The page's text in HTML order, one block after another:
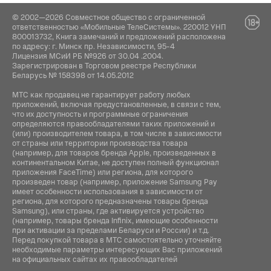
пульсация
Комплектация:
Инструкция / Дата кабель
Республика Беларусь, Минская область,
Минский район, Боровлянский с/с, 103/3-7,
помещение №7-50, р-н деревни Дроздово
© 2002—2026 Совместное общество с ограниченной
ответственностью «Мобильные ТелеСистемы». 220012 УНП
800013732, Книга замечаний и предложений расположена
по адресу: г. Минск пр. Независимости, 95-4
Лицензия МСиИ РБ №926 от 30.04 .2004.
Зарегистрирован в Торговом реестре Республики
Беларусь № 158398 от 14.05.2012
МТС как продавец не гарантирует работу любых
приложений, включая предустановленные, в связи с тем,
что их доступность и программные ограничения
определяются правообладателями таких приложений и
(или) производителем товара, в том числе в зависимости
от страны или территории производства товара
(например, для товаров бренда Apple, произведенных в
континентальном Китае, не доступен полный функционал
приложения FaceTime) или региона, для которого
произведен товар (например, приложение Samsung Pay
имеет особенности использования в зависимости от
региона, для которого предназначены товары бренда
Samsung), или страны, где активируется устройство
(например, товары бренда Infiniх, имеющие особенности
при активации за пределами Беларуси и России) и т.д.
Перед покупкой товара в МТС самостоятельно уточняйте
необходимые параметры интересующих Вас приложений
на официальных сайтах их правообладателей